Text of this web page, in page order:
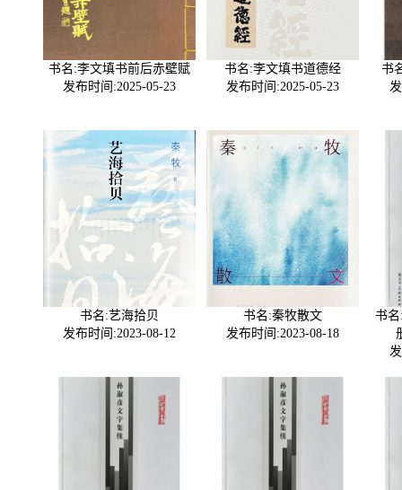
书名:李文填书前后赤壁赋
发布时间:2025-05-23
书名:李文填书道德经
发布时间:2025-05-23
书
书名:艺海拾贝
发布时间:2023-08-12
书名:秦牧散文
发布时间:2023-08-18
书